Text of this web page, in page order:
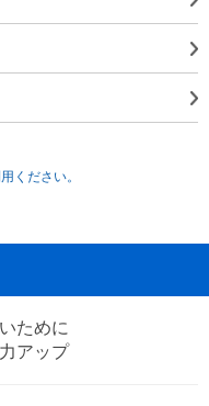
ください。
ために
アップ